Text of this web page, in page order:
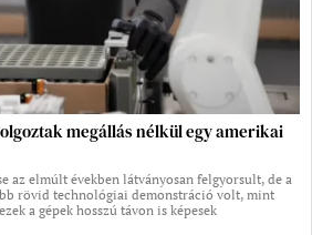
megállás nélkül egy amerikai
az elmúlt években látványosan felgyorsult, de a
rövid technológiai demonstráció volt, mint
a gépek hosszú távon is képesek